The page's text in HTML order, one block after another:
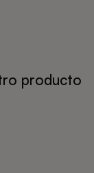
producto